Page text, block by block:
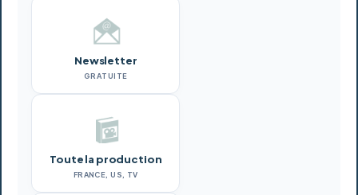
Newsletter
GRATUITE
Toute la production
FRANCE, US, TV